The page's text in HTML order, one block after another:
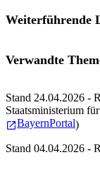
Weiterführende
Verwandte
Stand 24.04.2026 -
Staatsministerium
BayernPortal)
Stand 04.04.2026 -